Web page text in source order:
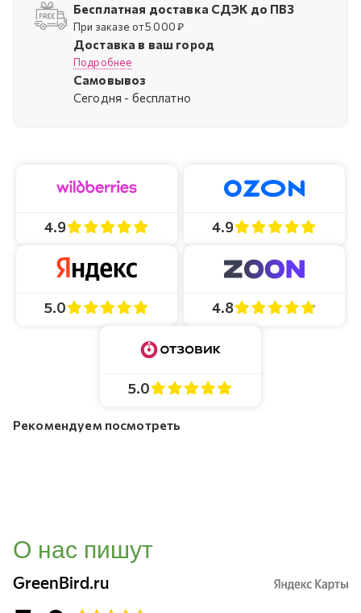
Бесплатная доставка СДЭК до ПВЗ
При заказе от 5 000 ₽
Доставка в ваш город
Подробнее
Самовывоз
Cегодня - бесплатно
4.9 4.9
5.0 4.8
5.0
Рекомендуем посмотреть
О нас пишут